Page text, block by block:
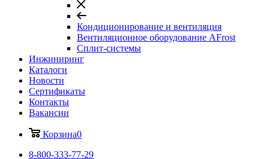
Кондиционирование и вентиляция
Вентиляционное оборудование AFrost
Сплит-системы
Инжиниринг
Каталоги
Новости
Сертификаты
Контакты
Вакансии
Корзина0
8-800-333-77-29